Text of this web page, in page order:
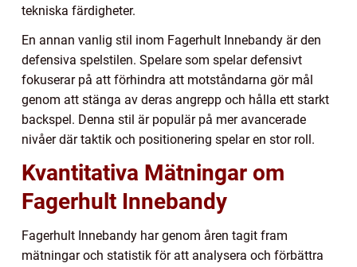
tekniska färdigheter.
En annan vanlig stil inom Fagerhult Innebandy är den
defensiva spelstilen. Spelare som spelar defensivt
fokuserar på att förhindra att motståndarna gör mål
genom att stänga av deras angrepp och hålla ett starkt
backspel. Denna stil är populär på mer avancerade
nivåer där taktik och positionering spelar en stor roll.
Kvantitativa Mätningar om
Fagerhult Innebandy
Fagerhult Innebandy har genom åren tagit fram
mätningar och statistik för att analysera och förbättra